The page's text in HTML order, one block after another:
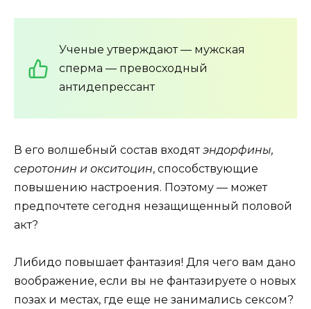
Ученые утверждают — мужская
сперма — превосходный
антидепрессант
В его волшебный состав входятэндорфины,
серотонин и окситоцин, способствующие
повышению настроения. Поэтому — может
предпочтете сегодня незащищенный половой
акт?
Либидо повышает фантазия! Для чего вам дано
воображение, если вы не фантазируете о новых
позах и местах, где еще не занимались сексом?